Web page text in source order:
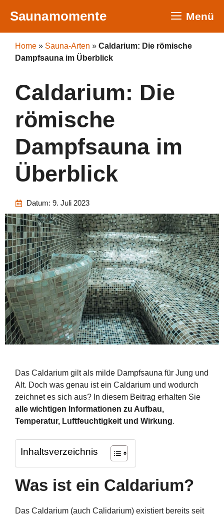
InhaltSaunamomente Menü
Home » Sauna-Arten » Caldarium: Die römische
Dampfsauna im Überblick
Caldarium: Die
römische
Dampfsauna im
Überblick
Datum: 9. Juli 2023
Das Caldarium gilt als milde Dampfsauna für Jung und
Alt. Doch was genau ist ein Caldarium und wodurch
zeichnet es sich aus? In diesem Beitrag erhalten Sie
alle wichtigen Informationen zu Aufbau,
Temperatur, Luftfeuchtigkeit und Wirkung.
Inhaltsverzeichnis
Was ist ein Caldarium?
Das Caldarium (auch Calidarium) existiert bereits seit